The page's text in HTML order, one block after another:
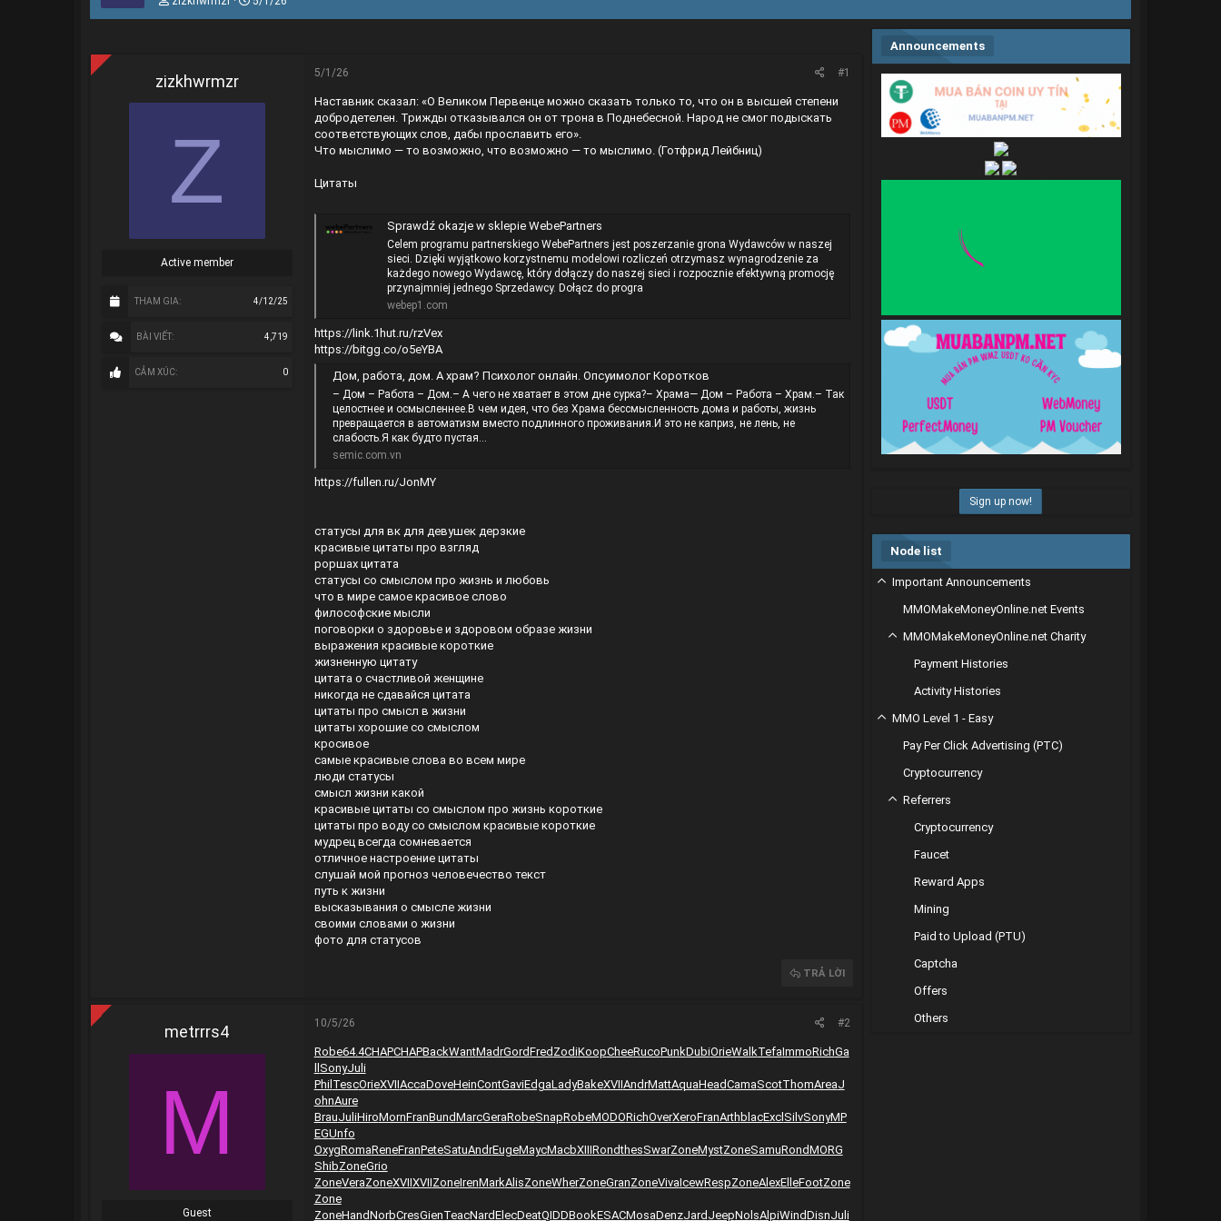
d
s
t
zizkhwrmzr
Z
Active member
THAM GIA 4/12/25
BÀI VIẾT 4,719
CẢM XÚC 0
5/1/26 #1
Наставник сказал: «О Великом Первенце можно сказать только то, что он в высшей степени
добродетелен. Трижды отказывался он от трона в Поднебесной. Народ не смог подыскать
соответствующих слов, дабы прославить его».
Что мыслимо — то возможно, что возможно — то мыслимо. (Готфрид Лейбниц)
Цитаты
Sprawdź okazje w sklepie WebePartners
Celem programu partnerskiego WebePartners jest poszerzanie grona Wydawców w naszej
sieci. Dzięki wyjątkowo korzystnemu modelowi rozliczeń otrzymasz wynagrodzenie za
każdego nowego Wydawcę, który dołączy do naszej sieci i rozpocznie efektywną promocję
przynajmniej jednego Sprzedawcy. Dołącz do progra
webep1.com
https://link.1hut.ru/rzVex
https://bitgg.co/o5eYBA
Дом, работа, дом. А храм? Психолог онлайн. Опсуимолог Коротков
– Дом – Работа – Дом.– А чего не хватает в этом дне сурка?– Храма— Дом – Работа – Храм.– Так
целостнее и осмысленнее.В чем идея, что без Храма бессмысленность дома и работы, жизнь
превращается в автоматизм вместо подлинного проживания.И это не каприз, не лень, не
слабость.Я как будто пустая...
semic.com.vn
https://fullen.ru/JonMY
статусы для вк для девушек дерзкие
красивые цитаты про взгляд
роршах цитата
статусы со смыслом про жизнь и любовь
что в мире самое красивое слово
философские мысли
поговорки о здоровье и здоровом образе жизни
выражения красивые короткие
жизненную цитату
цитата о счастливой женщине
никогда не сдавайся цитата
цитаты про смысл в жизни
цитаты хорошие со смыслом
кросивое
самые красивые слова во всем мире
люди статусы
смысл жизни какой
красивые цитаты со смыслом про жизнь короткие
цитаты про воду со смыслом красивые короткие
мудрец всегда сомневается
отличное настроение цитаты
слушай мой прогноз человечество текст
путь к жизни
высказывания о смысле жизни
своими словами о жизни
фото для статусов
TRẢ LỜI
metrrrs4
M
Guest
10/5/26 #2
Robe64.4CHAPCHAPBackWantMadrGordFred ZodiKoopCheeRucoPunkDubiOrieWalkTefaImmoRichGa
SonyJuli
Phil TescOrieXVIIAccaDoveHeinContGaviEdgaLadyBakeXVIIAndrMattAquaHeadCamaScotThomAreaJ
ohnAure
BrauJuliHiroMornFranBundMarcGeraRobeSnapRobeMODORichOverXeroFranArth blacExcl SilvSonyMP
EGUnfo
OxygRomaReneFranPeteSatuAndrEugeMaycMacbXIIIRondthesSwarZoneMystZoneSamuRondMORG
ShibZoneGrio
ZoneVeraZoneXVIIXVIIZoneIrenMarkAlisZoneWherZoneGranZoneVivaIcewRespZoneAlexElleFootZone
Zone
ZoneHandNorbCresGienTeacNardElecDeatQIDDBookESACMosaDenzJard JeepNolsAlpiWindDisnJuli
Announcements
Sign up now!
Node list
Important Announcements
MMOMakeMoneyOnline.net Events
MMOMakeMoneyOnline.net Charity
Payment Histories
Activity Histories
MMO Level 1 - Easy
Pay Per Click Advertising (PTC)
Cryptocurrency
Referrers
Cryptocurrency
Faucet
Reward Apps
Mining
Paid to Upload (PTU)
Captcha
Offers
Others